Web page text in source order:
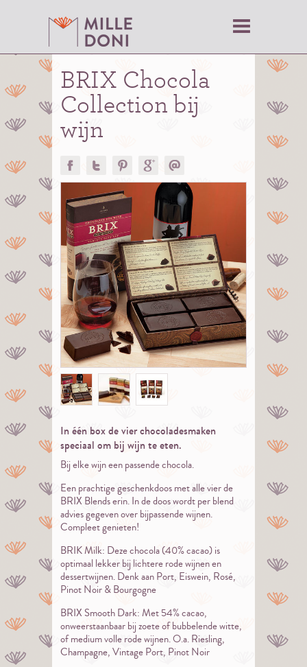
BRIX Chocola
Collection bij
wijn
In één box de vier chocoladesmaken
speciaal om bij wijn te eten.
Bij elke wijn een passende chocola.
Een prachtige geschenkdoos met alle vier de
BRIX Blends erin. In de doos wordt per blend
advies gegeven over bijpassende wijnen.
Compleet genieten!
BRIK Milk: Deze chocola (40% cacao) is
optimaal lekker bij lichtere rode wijnen en
dessertwijnen. Denk aan Port, Eiswein, Rosé,
Pinot Noir & Bourgogne
BRIX Smooth Dark: Met 54% cacao,
onweerstaanbaar bij zoete of bubbelende witte,
of medium volle rode wijnen. O.a. Riesling,
Champagne, Vintage Port, Pinot Noir